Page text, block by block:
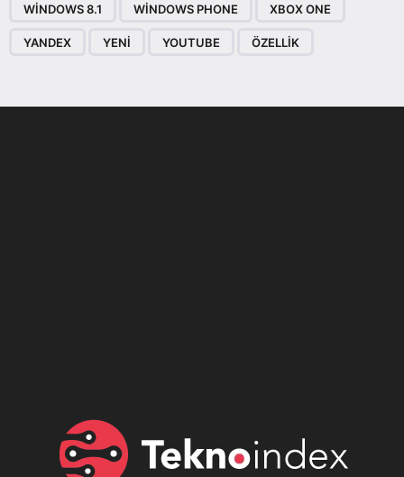
WINDOWS 8.1 WINDOWS PHONE XBOX ONE
YANDEX YENI YOUTUBE ÖZELLIK